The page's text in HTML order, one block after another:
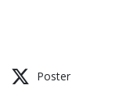
Poster